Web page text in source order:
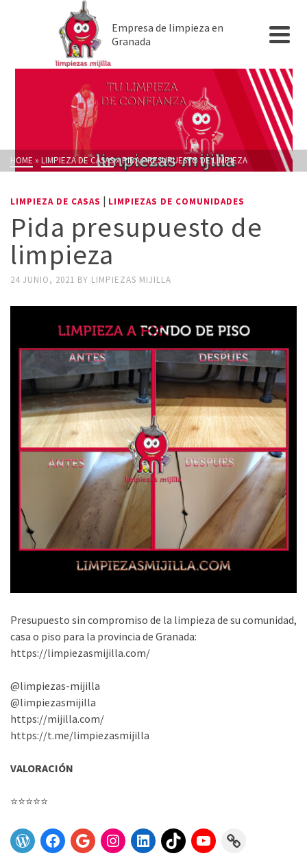
Empresa de limpieza en
Granada
HOME » LIMPIEZA DE CASAS»PIDA PRESUPUESTO DE LIMPIEZA
LIMPIEZA DE CASAS | LIMPIEZAS DE COMUNIDADES
Pida presupuesto de
limpieza
24 JUNIO, 2021 BY LIMPIEZAS MIJILLA
Presupuesto sin compromiso de la limpieza de su comunidad,
casa o piso para la provincia de Granada:
https://limpiezasmijilla.com/
@limpiezas-mijilla
@limpiezasmijilla
https://mijilla.com/
https://t.me/limpiezasmijilla
VALORACIÓN
⭐⭐⭐⭐⭐
Puntuación:
5